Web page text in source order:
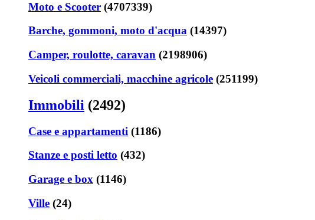
Moto e Scooter (4707339)
Barche, gommoni, moto d'acqua (14397)
Camper, roulotte, caravan (2198906)
Veicoli commerciali, macchine agricole (251199)
Immobili (2492)
Case e appartamenti (1186)
Stanze e posti letto (432)
Garage e box (1146)
Ville (24)